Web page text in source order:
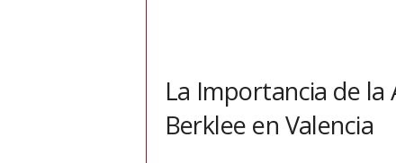
La Importancia de la
Berklee en Valencia